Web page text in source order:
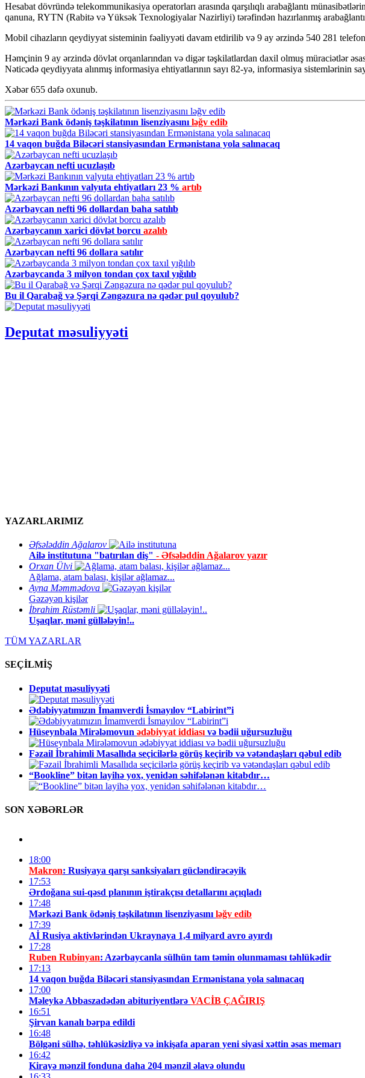
Hesabat dövründə telekommunikasiya operatorları arasında qarşılıqlı arabağlantı
qanuna, RYTN (Rabitə və Yüksək Texnologiyalar Nazirliyi) tərəfindən hazırlanmış
Mobil cihazların qeydiyyat sisteminin fəaliyyəti davam etdirilib və 9 ay ərzində 540 281
Həmçinin 9 ay ərzində dövlət orqanlarından və digər təşkilatlardan daxil olmuş müraciətlər
Nəticədə qeydiyyata alınmış informasiya ehtiyatlarının sayı 82-yə, informasiya sistemlərinin
Xəbər655 dəfə oxunub.
Mərkəzi Bank ödəniş təşkilatının lisenziyasını ləğv edib
14 vaqon buğda Biləcəri stansiyasından Ermənistana yola salınacaq
Azərbaycan nefti ucuzlaşıb
Mərkəzi Bankının valyuta ehtiyatları 23 % artıb
Azərbaycan nefti 96 dollardan baha satılıb
Azərbaycanın xarici dövlət borcu azalıb
Azərbaycan nefti 96 dollara satılır
Azərbaycanda 3 milyon tondan çox taxıl yığılıb
Bu il Qarabağ və Şərqi Zəngəzura nə qədər pul qoyulub?
Deputat məsuliyyəti
YAZARLARIMIZ
Əfsələddin Ağalarov
Ailə institutuna "batırılan diş" - Əfsələddin Ağalarov yazır
Orxan Ülvi
Ağlama, atam balası, kişilər ağlamaz...
Ayna Məmmədova
Gəzəyən kişilər
İbrahim Rüstəmli
Uşaqlar, məni güllələyin!..
TÜM YAZARLAR
SEÇİLMİŞ
Deputat məsuliyyəti
Ədəbiyyatımızın İmamverdi İsmayılov “Labirint”i
Hüseynbala Mirələmovun ədəbiyyat iddiası və bədii uğursuzluğu
Fəzail İbrahimli Masallıda seçicilərlə görüş keçirib və vətəndaşları qəbul edib
“Bookline” bitən layihə yox, yenidən səhifələnən kitabdır…
SON XƏBƏRLƏR
18:00
Makron: Rusiyaya qarşı sanksiyaları gücləndirəcəyik
17:53
Ərdoğana sui-qəsd planının iştirakçısı detallarını açıqladı
17:48
Mərkəzi Bank ödəniş təşkilatının lisenziyasını ləğv edib
17:39
Aİ Rusiya aktivlərindən Ukraynaya 1,4 milyard avro ayırdı
17:28
Ruben Rubinyan: Azərbaycanla sülhün tam təmin olunmaması təhlükədir
17:13
14 vaqon buğda Biləcəri stansiyasından Ermənistana yola salınacaq
17:00
Məleykə Abbaszadədən abituriyentlərə VACİB ÇAĞIRIŞ
16:51
Şirvan kanalı bərpa edildi
16:48
Bölgəni sülhə, təhlükəsizliyə və inkişafa aparan yeni siyasi xəttin əsas memarı
16:42
Kirayə mənzil fonduna daha 204 mənzil əlavə olundu